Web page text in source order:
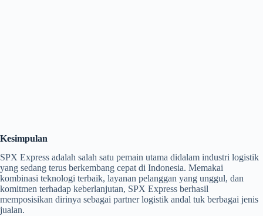
Kesimpulan
SPX Express adalah salah satu pemain utama didalam industri logistik
yang sedang terus berkembang cepat di Indonesia. Memakai
kombinasi teknologi terbaik, layanan pelanggan yang unggul, dan
komitmen terhadap keberlanjutan, SPX Express berhasil
memposisikan dirinya sebagai partner logistik andal tuk berbagai jenis
jualan.